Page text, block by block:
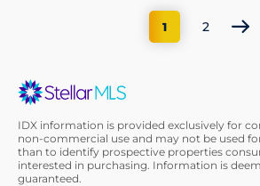
1 2
IDX information is provided exclusively for
non-commercial use and may not be used
than to identify prospective properties
interested in purchasing. Information is
guaranteed.